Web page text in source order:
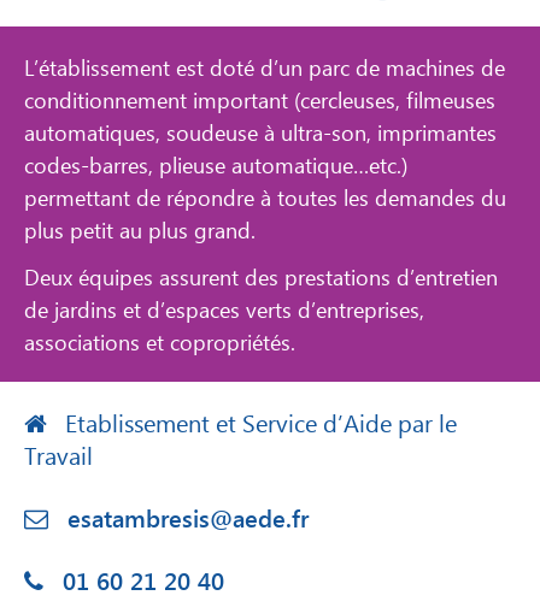
L’établissement est doté d’un parc de machines de
conditionnement important (cercleuses, filmeuses
automatiques, soudeuse à ultra-son, imprimantes
codes-barres, plieuse automatique…etc.)
permettant de répondre à toutes les demandes du
plus petit au plus grand.
Deux équipes assurent des prestations d’entretien
de jardins et d’espaces verts d’entreprises,
associations et copropriétés.
Etablissement et Service d’Aide par le
Travail
esatambresis@aede.fr
01 60 21 20 40